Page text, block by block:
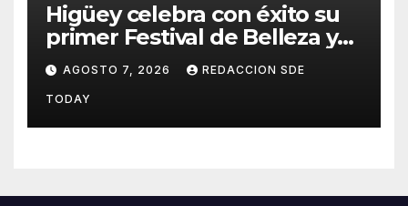
Higüey celebra con éxito su
primer Festival de Belleza y
Emprendimiento
AGOSTO 7, 2026 REDACCION SDE
TODAY